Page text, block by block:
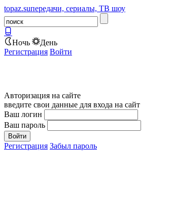
topaz.suпередачи, сериалы, ТВ шоу
Ночь
День
Регистрация Войти
Авторизация на сайте
введите свои данные для входа на сайт
Ваш логин
Ваш пароль
Регистрация Забыл пароль